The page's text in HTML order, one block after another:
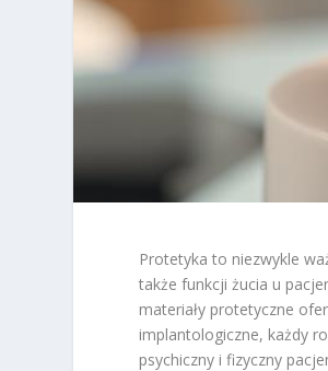
Protetyka to niezwykle
także funkcji żucia u
materiały protetyczne
implantologiczne, każdy
psychiczny i fizyczny